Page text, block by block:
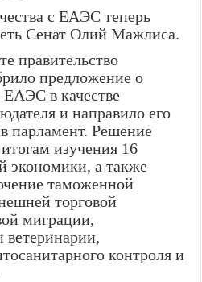
с ЕАЭС теперь
Сенат Олий Мажлиса.
правительство
предложение о
ЕАЭС в качестве
и направило его
парламент. Решение
изучения 16
экономики, а также
таможенной
торговой
миграции,
ветеринарии,
контроля и